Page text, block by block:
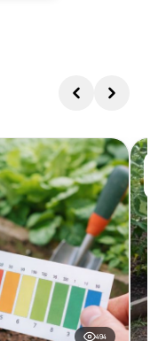
494